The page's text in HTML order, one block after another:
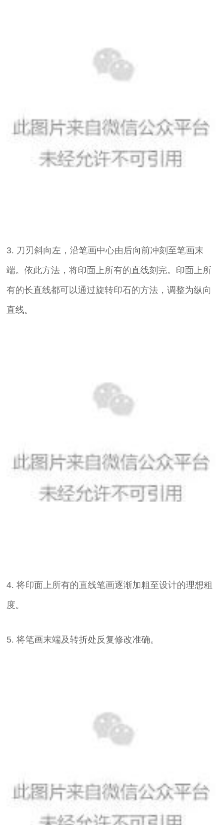
3. 刀刃斜向左，沿笔画中心由后向前冲刻至笔画末
端。依此方法，将印面上所有的直线刻完。印面上所
有的长直线都可以通过旋转印石的方法，调整为纵向
直线。
4. 将印面上所有的直线笔画逐渐加粗至设计的理想粗
度。
5. 将笔画末端及转折处反复修改准确。